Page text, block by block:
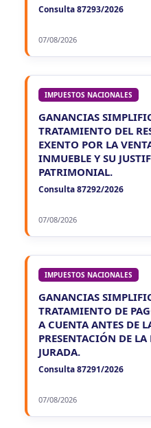
Consulta 87293/2026
07/08/2026
IMPUESTOS NACIONALES
GANANCIAS
TRATAMIENTO DEL
EXENTO POR LA
INMUEBLE Y SU
PATRIMONIAL.
Consulta 87292/2026
07/08/2026
IMPUESTOS NACIONALES
GANANCIAS
TRATAMIENTO DE
A CUENTA ANTES DE
PRESENTACIÓN DE
JURADA.
Consulta 87291/2026
07/08/2026